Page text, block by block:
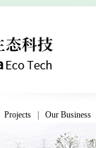
Projects Our Business